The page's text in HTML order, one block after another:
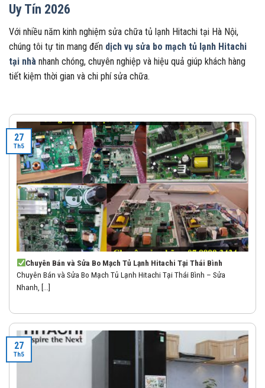
Uy Tín 2026
Với nhiều năm kinh nghiệm sửa chữa tủ lạnh Hitachi tại Hà Nội,
chúng tôi tự tin mang đến dịch vụ sửa bo mạch tủ lạnh Hitachi
tại nhà nhanh chóng, chuyên nghiệp và hiệu quả giúp khách hàng
tiết kiệm thời gian và chi phí sửa chữa.
Chuyên Bán và Sửa Bo Mạch Tủ Lạnh Hitachi Tại Thái Bình
Chuyên Bán và Sửa Bo Mạch Tủ Lạnh Hitachi Tại Thái Bình – Sửa
Nhanh, [...]
27
Th5
27
Th5